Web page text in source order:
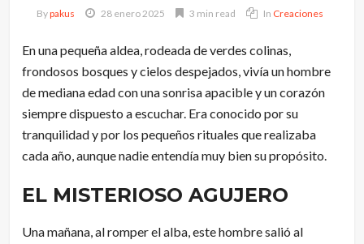
Bypakus 28 enero 2025 3 min read In Creaciones
En una pequeña aldea, rodeada de verdes colinas,
frondosos bosques y cielos despejados, vivía un hombre
de mediana edad con una sonrisa apacible y un corazón
siempre dispuesto a escuchar. Era conocido por su
tranquilidad y por los pequeños rituales que realizaba
cada año, aunque nadie entendía muy bien su propósito.
EL MISTERIOSO AGUJERO
Una mañana, al romper el alba, este hombre salió al